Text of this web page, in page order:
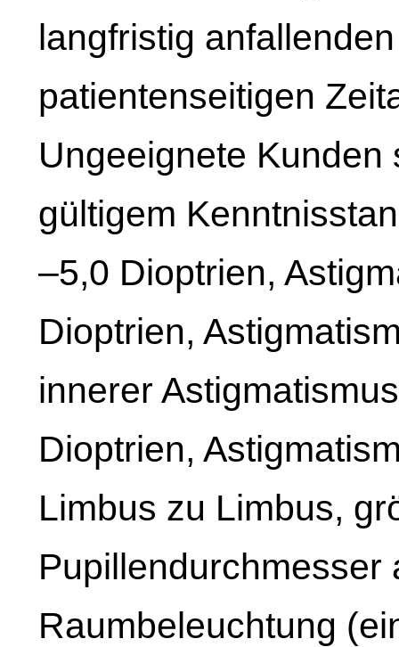
langfristig
patientenseitigen
Ungeeignete
gültigem
–5,0 Dioptrien,
Dioptrien,
innerer
Dioptrien,
Limbus zu Limbus,
Pupillendurchmesser
Raumbeleuchtung